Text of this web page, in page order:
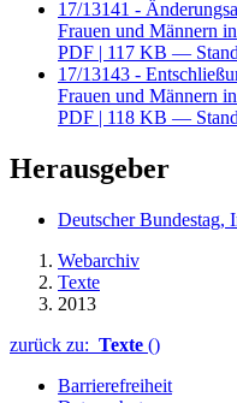
17/13141 -
Frauen und Männern
PDF | 117 KB —
17/13143 -
Frauen und Männern
PDF | 118 KB —
Herausgeber
Deutscher Bundestag,
Webarchiv
Texte
2013
zurück zu: Texte ()
Barrierefreiheit